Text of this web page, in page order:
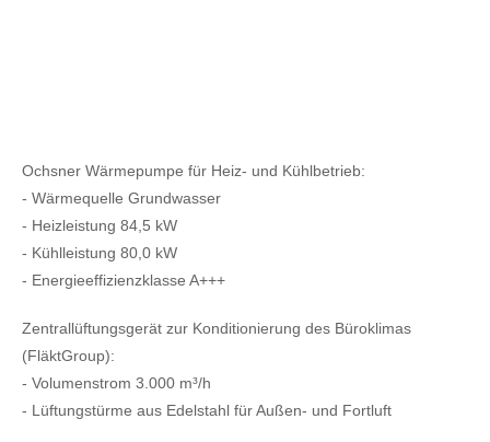
Ochsner Wärmepumpe für Heiz- und Kühlbetrieb:
- Wärmequelle Grundwasser
- Heizleistung 84,5 kW
- Kühlleistung 80,0 kW
- Energieeffizienzklasse A+++
Zentrallüftungsgerät zur Konditionierung des Büroklimas
(FläktGroup):
- Volumenstrom 3.000 m³/h
- Lüftungstürme aus Edelstahl für Außen- und Fortluft